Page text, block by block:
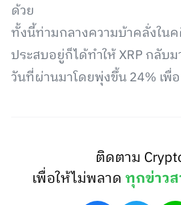
ด้วย
ทั้งนี้ท่ามกลางความบ้าคลั่งใน
ประสบอยู่ก็ได้ทำให้ XRP กลับ
วันที่ผ่านมาโดยพุ่งขึ้น 24% เพื่
ติดตาม
เพื่อให้ไม่พลาดทุกข่าวส